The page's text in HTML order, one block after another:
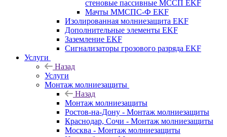
стеновые пассивные МССП EKF
Мачты ММСПС-Ф EKF
Изолированная молниезащита EKF
Дополнительные элементы EKF
Заземление EKF
Сигнализаторы грозового разряда EKF
Услуги
Назад
Услуги
Монтаж молниезащиты
Назад
Монтаж молниезащиты
Ростов-на-Дону - Монтаж молниезащиты
Краснодар, Сочи - Монтаж молниезащиты
Москва - Монтаж молниезащиты